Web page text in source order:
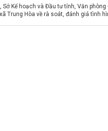
Sở Kế hoạch và Đầu tư tỉnh, Văn
Trung Hòa về rà soát, đánh giá tình